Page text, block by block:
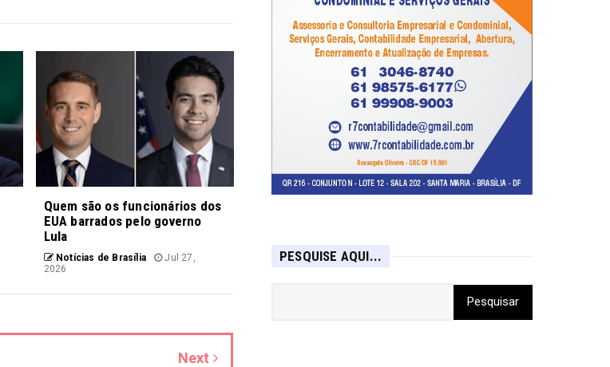
Quem são os funcionários dos
EUA barrados pelo governo
Lula
Notícias de Brasília
Jul 27,
2026
Next
PESQUISE AQUI...